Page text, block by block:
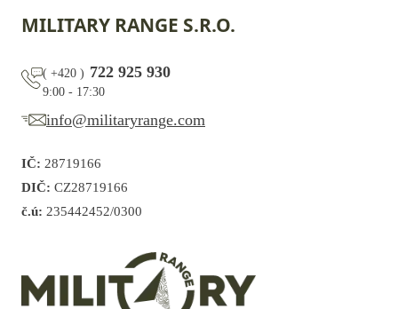
MILITARY RANGE S.R.O.
( +420 ) 722 925 930
9:00 - 17:30
info@militaryrange.com
IČ: 28719166
DIČ: CZ28719166
č.ú: 235442452/0300